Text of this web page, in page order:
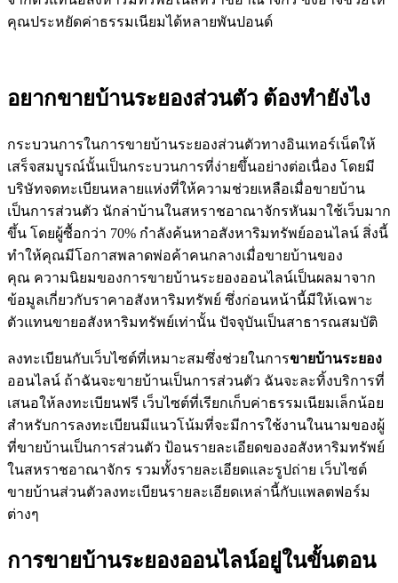
คุณประหยัดค่าธรรมเนียมได้หลายพันปอนด์
อยากขายบ้านระยองส่วนตัว ต้องทำยังไง
กระบวนการในการขายบ้านระยองส่วนตัวทางอินเทอร์เน็ตให้
เสร็จสมบูรณ์นั้นเป็นกระบวนการที่ง่ายขึ้นอย่างต่อเนื่อง โดยมี
บริษัทจดทะเบียนหลายแห่งที่ให้ความช่วยเหลือเมื่อขายบ้าน
เป็นการส่วนตัว นักล่าบ้านในสหราชอาณาจักรหันมาใช้เว็บมาก
ขึ้น โดยผู้ซื้อกว่า 70% กำลังค้นหาอสังหาริมทรัพย์ออนไลน์ สิ่งนี้
ทำให้คุณมีโอกาสพลาดพ่อค้าคนกลางเมื่อขายบ้านของ
คุณ ความนิยมของการขายบ้านระยองออนไลน์เป็นผลมาจาก
ข้อมูลเกี่ยวกับราคาอสังหาริมทรัพย์ ซึ่งก่อนหน้านี้มีให้เฉพาะ
ตัวแทนขายอสังหาริมทรัพย์เท่านั้น ปัจจุบันเป็นสาธารณสมบัติ
ลงทะเบียนกับเว็บไซต์ที่เหมาะสมซึ่งช่วยในการขายบ้านระยอง
ออนไลน์ ถ้าฉันจะขายบ้านเป็นการส่วนตัว ฉันจะละทิ้งบริการที่
เสนอให้ลงทะเบียนฟรี เว็บไซต์ที่เรียกเก็บค่าธรรมเนียมเล็กน้อย
สำหรับการลงทะเบียนมีแนวโน้มที่จะมีการใช้งานในนามของผู้
ที่ขายบ้านเป็นการส่วนตัว ป้อนรายละเอียดของอสังหาริมทรัพย์
ในสหราชอาณาจักร รวมทั้งรายละเอียดและรูปถ่าย เว็บไซต์
ขายบ้านส่วนตัวลงทะเบียนรายละเอียดเหล่านี้กับแพลตฟอร์ม
ต่างๆ
การขายบ้านระยองออนไลน์อยู่ในขั้นตอน